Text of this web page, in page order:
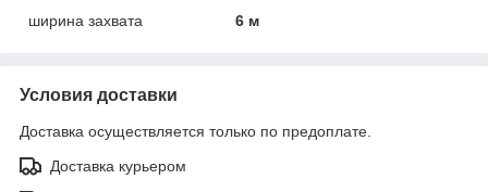
ширина захвата
6 м
Условия доставки
Доставка осуществляется только по предоплате.
Доставка курьером